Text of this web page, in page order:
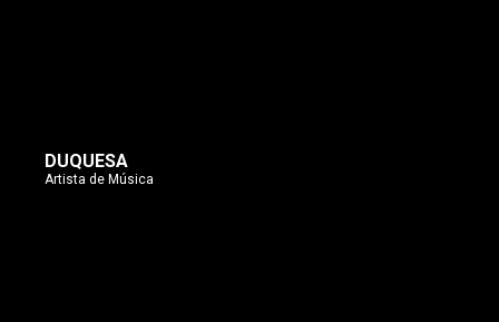
DUQUESA
Artista de Música